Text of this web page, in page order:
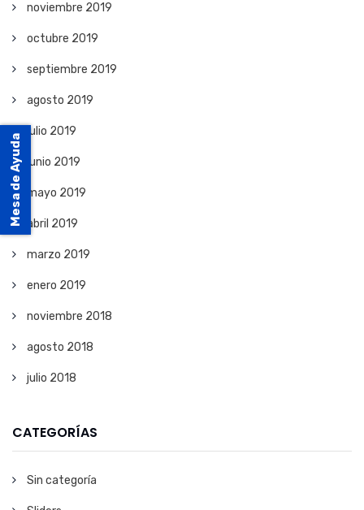
noviembre 2019
octubre 2019
septiembre 2019
agosto 2019
julio 2019
junio 2019
mayo 2019
abril 2019
marzo 2019
enero 2019
noviembre 2018
agosto 2018
julio 2018
CATEGORÍAS
Sin categoría
Mesa de Ayuda